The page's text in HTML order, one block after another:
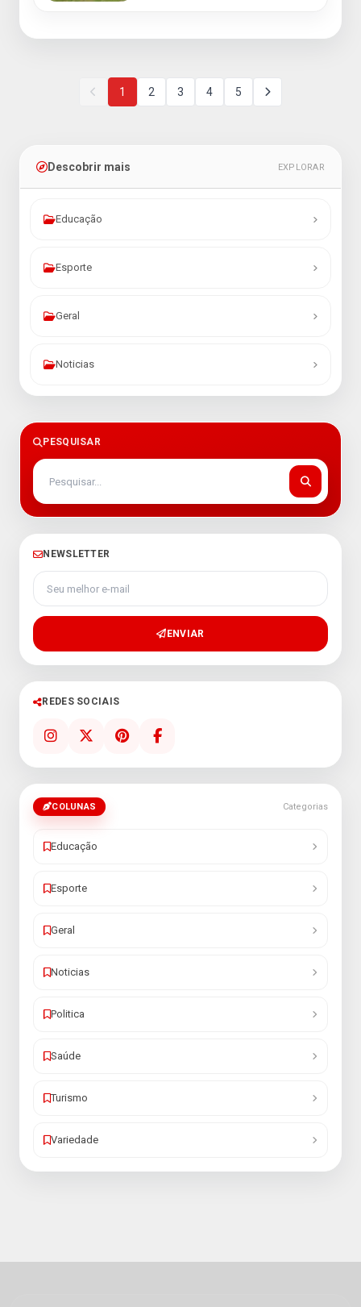
1 2 3 4 5
Descobrir mais EXPLORAR
Educação
Esporte
Geral
Noticias
PESQUISAR
NEWSLETTER
Seu melhor e-mail
ENVIAR
REDES SOCIAIS
COLUNAS Categorias
Educação
Esporte
Geral
Noticias
Politica
Saúde
Turismo
Variedade